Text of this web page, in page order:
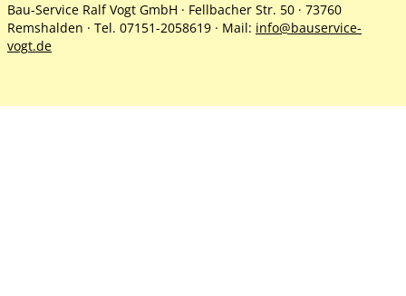
Sie bitte zu, dass diese vom Google-Server
geladen wird. Ggf. werden hierbei auch
Informationen finden sie in unserer
Bau-Service Ralf Vogt GmbH · Fellbacher Str. 50 · 73760
Remshalden · Tel. 07151-2058619 · Mail: info@bauservice-
vogt.de